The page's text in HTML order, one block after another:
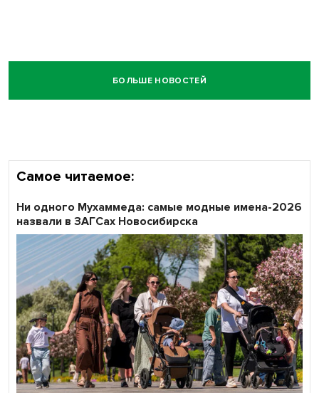
БОЛЬШЕ НОВОСТЕЙ
Самое читаемое:
Ни одного Мухаммеда: самые модные имена-2026
назвали в ЗАГСах Новосибирска